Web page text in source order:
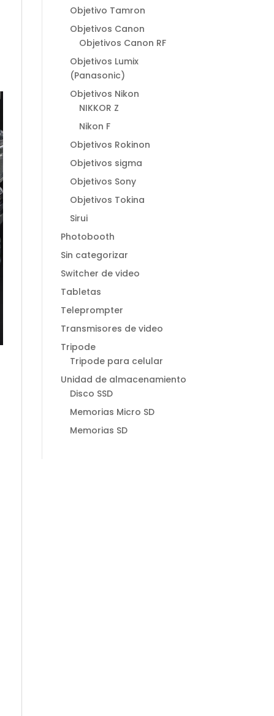
Objetivo Tamron
Objetivos Canon
Objetivos Canon RF
Objetivos Lumix
(Panasonic)
Objetivos Nikon
NIKKOR Z
Nikon F
Objetivos Rokinon
Objetivos sigma
Objetivos Sony
Objetivos Tokina
Sirui
Photobooth
Sin categorizar
Switcher de video
Tabletas
Teleprompter
Transmisores de video
Tripode
Tripode para celular
Unidad de almacenamiento
Disco SSD
Memorias Micro SD
Memorias SD